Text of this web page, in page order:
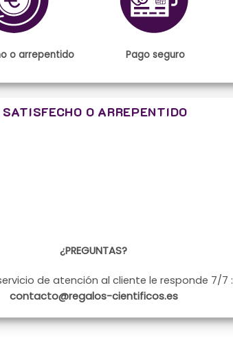
o arrepentido Pago seguro
SATISFECHO O ARREPENTIDO
¿PREGUNTAS?
de atención al cliente le responde 7/7 :
contacto@regalos-cientificos.es